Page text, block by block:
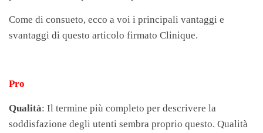
Come di consueto, ecco a voi i principali vantaggi e
svantaggi di questo articolo firmato Clinique.
Pro
Qualità: Il termine più completo per descrivere la
soddisfazione degli utenti sembra proprio questo. Qualità